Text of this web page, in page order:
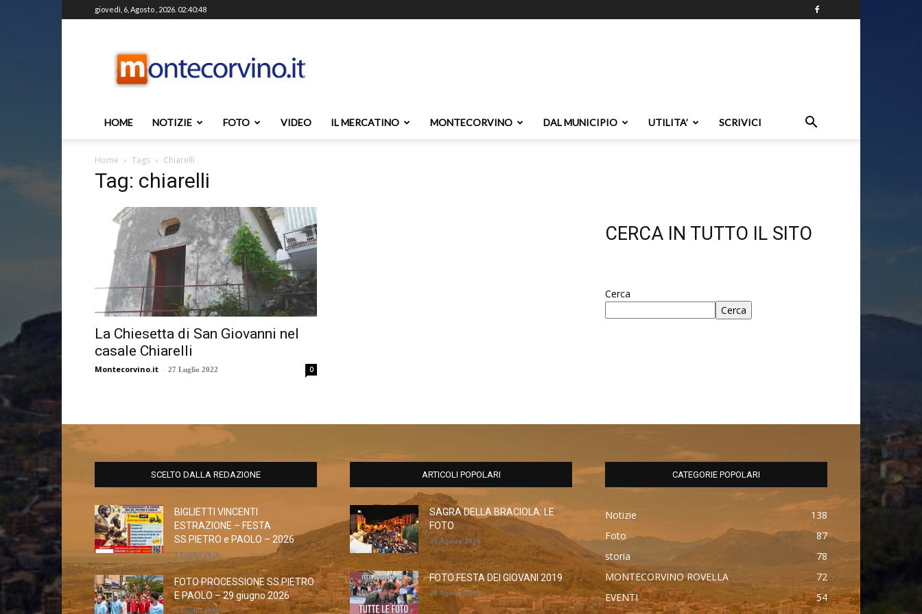
giovedì, 6, Agosto , 2026. 02:40:48
HOME NOTIZIE FOTO VIDEO IL MERCATINO MONTECORVINO DAL MUNICIPIO UTILITA’ SCRIVICI
Home Tags Chiarelli
Tag: chiarelli
La Chiesetta di San Giovanni nel
casale Chiarelli
Montecorvino.it - 27 Luglio 2022 0
CERCA IN TUTTO IL SITO
Cerca
Cerca
SCELTO DALLA REDAZIONE
BIGLIETTI VINCENTI
ESTRAZIONE – FESTA
SS.PIETRO e PAOLO – 2026
1 Luglio 2026
FOTO PROCESSIONE SS.PIETRO
E PAOLO – 29 giugno 2026
1 Luglio 2026
ARTICOLI POPOLARI
SAGRA DELLA BRACIOLA: LE
FOTO
31 Agosto 2016
FOTO FESTA DEI GIOVANI 2019
28 Agosto 2019
CATEGORIE POPOLARI
Notizie
138
Foto
87
storia
78
MONTECORVINO ROVELLA
72
EVENTI
54